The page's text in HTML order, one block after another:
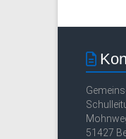
51427